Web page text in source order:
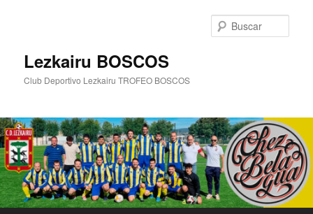
Lezkairu BOSCOS
Club Deportivo Lezkairu TROFEO BOSCOS